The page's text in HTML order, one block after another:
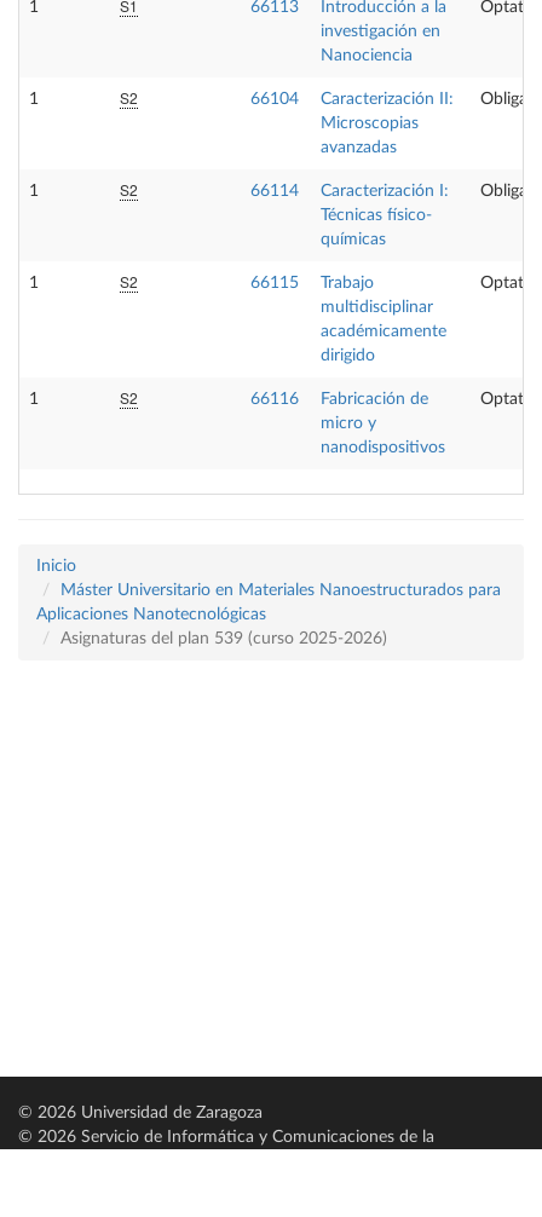
1 S1 66113
Introducción a la
investigación en
Nanociencia
1 S2 66104
Caracterización II:
Microscopias
avanzadas
1 S2 66114
Caracterización I:
Técnicas físico-
químicas
1 S2 66115
Trabajo
multidisciplinar
académicamente
dirigido
1 S2 66116
Fabricación de
micro y
nanodispositivos
Inicio
Máster Universitario en Materiales Nanoestructurados para
Aplicaciones Nanotecnológicas
Asignaturas del plan 539 (curso 2025-2026)
© 2026 Universidad de Zaragoza
© 2026 Servicio de Informática y Comunicaciones de la